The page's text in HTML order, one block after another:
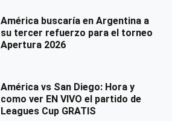
América buscaría en Argentina a
su tercer refuerzo para el torneo
Apertura 2026
América vs San Diego: Hora y
como ver EN VIVO el partido de
Leagues Cup GRATIS